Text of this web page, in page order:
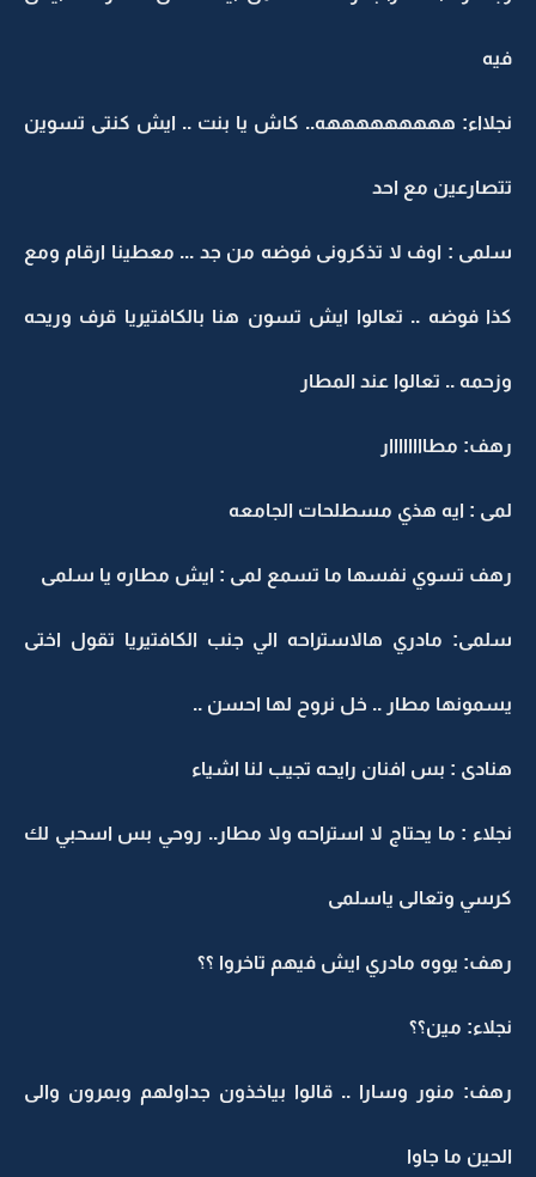
فيه
نجلااء: هههههههههه.. كاش يا بنت .. ايش كنتى تسوين
تتصارعين مع احد
سلمى : اوف لا تذكرونى فوضه من جد ... معطينا ارقام ومع
كذا فوضه .. تعالوا ايش تسون هنا بالكافتيريا قرف وريحه
وزحمه .. تعالوا عند المطار
رهف: مطاااااااار
لمى : ايه هذي مسطلحات الجامعه
رهف تسوي نفسها ما تسمع لمى : ايش مطاره يا سلمى
سلمى: مادري هالاستراحه الي جنب الكافتيريا تقول اختى
يسمونها مطار .. خل نروح لها احسن ..
هنادى : بس افنان رايحه تجيب لنا اشياء
نجلاء : ما يحتاج لا استراحه ولا مطار.. روحي بس اسحبي لك
كرسي وتعالى ياسلمى
رهف: يووه مادري ايش فيهم تاخروا ؟؟
نجلاء: مين؟؟
رهف: منور وسارا .. قالوا بياخذون جداولهم وبمرون والى
الحين ما جاوا